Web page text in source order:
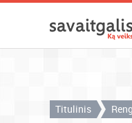
Titulinis